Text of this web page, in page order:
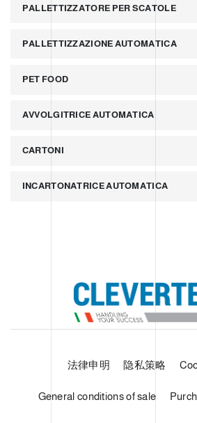
PALLETTIZZATORE PER SCATOLE
PALLETTIZZAZIONE AUTOMATICA
PET FOOD
AVVOLGITRICE AUTOMATICA
CARTONI
INCARTONATRICE AUTOMATICA
法律申明 隐私策略
General conditions of sale